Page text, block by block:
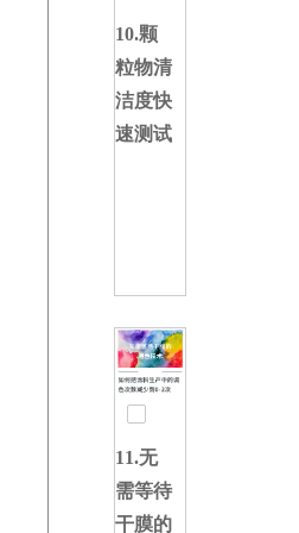
10.颗
粒物清
洁度快
速测试
11.无
需等待
干膜的